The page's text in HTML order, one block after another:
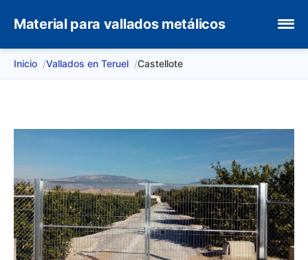
Material para vallados metálicos
Inicio Vallados en Teruel Castellote